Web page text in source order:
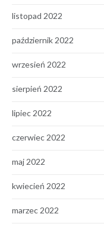
listopad 2022
październik 2022
wrzesień 2022
sierpień 2022
lipiec 2022
czerwiec 2022
maj 2022
kwiecień 2022
marzec 2022